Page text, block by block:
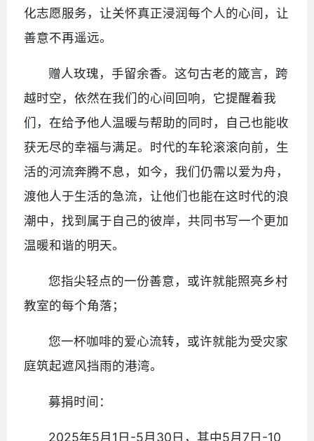
化志愿服务，让关怀真正浸润每个人的心间，让
善意不再遥远。
赠人玫瑰，手留余香。这句古老的箴言，跨
越时空，依然在我们的心间回响，它提醒着我
们，在给予他人温暖与帮助的同时，自己也能收
获无尽的幸福与满足。时代的车轮滚滚向前，生
活的河流奔腾不息，如今，我们仍需以爱为舟，
渡他人于生活的急流，让他们也能在这时代的浪
潮中，找到属于自己的彼岸，共同书写一个更加
温暖和谐的明天。
您指尖轻点的一份善意，或许就能照亮乡村
教室的每个角落；
您一杯咖啡的爱心流转，或许就能为受灾家
庭筑起遮风挡雨的港湾。
募捐时间：
2025年5月1日-5月30日，其中5月7日-10